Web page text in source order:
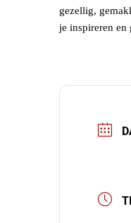
gezellig,
je inspireren en